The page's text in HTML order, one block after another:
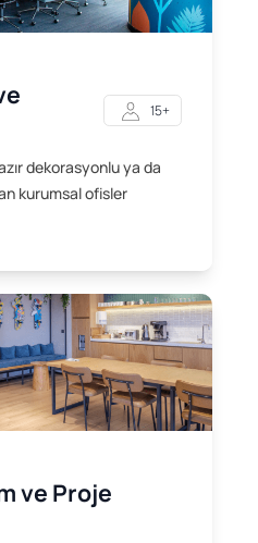
15+
dekorasyonlu ya da
kurumsal ofisler
ve Proje